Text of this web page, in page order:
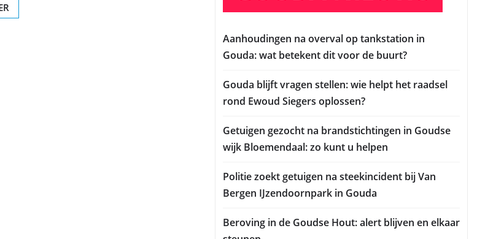
Aanhoudingen na overval op tankstation in
Gouda: wat betekent dit voor de buurt?
Gouda blijft vragen stellen: wie helpt het raadsel
rond Ewoud Siegers oplossen?
Getuigen gezocht na brandstichtingen in Goudse
wijk Bloemendaal: zo kunt u helpen
Politie zoekt getuigen na steekincident bij Van
Bergen IJzendoornpark in Gouda
Beroving in de Goudse Hout: alert blijven en elkaar